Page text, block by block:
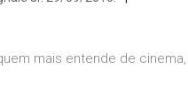
mais entende de